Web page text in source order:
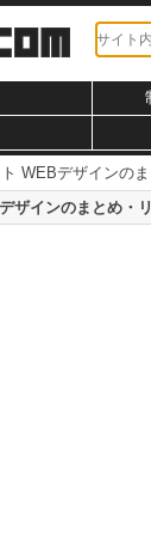
WEBデザインの
ザインのまとめ・